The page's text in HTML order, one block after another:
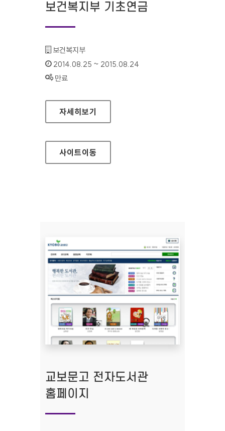
보건복지부 기초연금
기관명 :
보건복지부
인증기간 :
2014.08.25 ~ 2015.08.24
상태 :
만료
보건복지부 기초연금
자세히보기
사이트이동
교보문고 전자도서관
홈페이지